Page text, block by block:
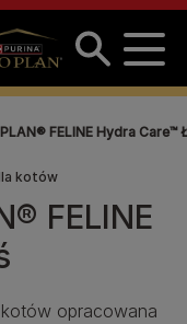
FELINE Hydra Care™
kotów
FELINE
kotów opracowana